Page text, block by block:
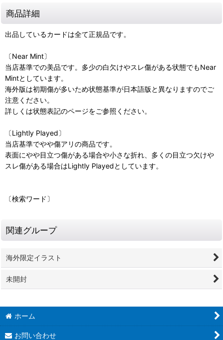
商品詳細
出品しているカードは全て正規品です。
〔Near Mint〕
当店基準での美品です。多少の白欠けやスレ傷がある状態でもNear
Mintとしています。
海外版は初期傷が多いため状態基準が日本語版と異なりますのでご
注意ください。
詳しくは状態表記のページをご参照ください。
〔Lightly Played〕
当店基準でやや傷アリの商品です。
表面にやや目立つ傷がある場合や小さな折れ、多くの目立つ欠けや
スレ傷がある場合はLightly Playedとしています。
〔検索ワード〕
関連グループ
海外限定イラスト
未開封
ホーム
お問い合わせ